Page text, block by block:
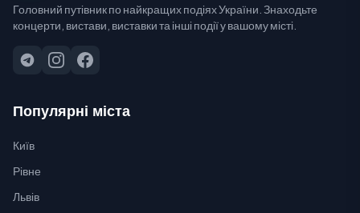
Головний путівник по найкращих подіях України. Знаходьте
концерти, вистави, виставки та інші події у вашому місті.
Популярні міста
Київ
Рівне
Львів